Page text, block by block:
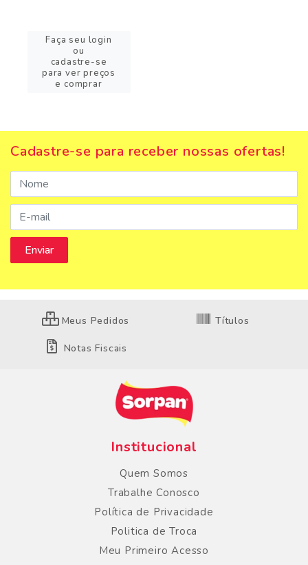
Faça seu login
ou
cadastre-se
para ver preços
e comprar
Cadastre-se para receber nossas ofertas!
Meus Pedidos Títulos
Notas Fiscais
Institucional
Quem Somos
Trabalhe Conosco
Política de Privacidade
Politica de Troca
Meu Primeiro Acesso